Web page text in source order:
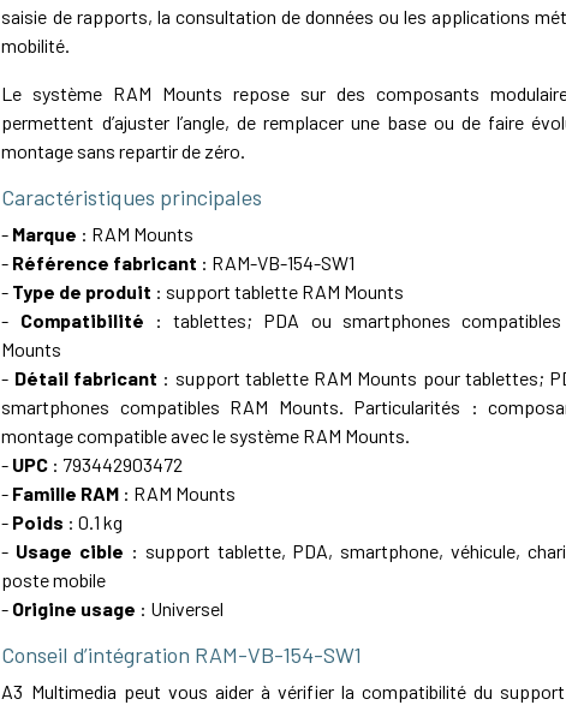
saisie de rapports, la consultation de données ou les applications
mobilité.
Le système RAM Mounts repose sur des composants
permettent d’ajuster l’angle, de remplacer une base ou de faire
montage sans repartir de zéro.
Caractéristiques principales
- Marque : RAM Mounts
- Référence fabricant : RAM-VB-154-SW1
- Type de produit : support tablette RAM Mounts
- Compatibilité : tablettes; PDA ou smartphones compatibles
Mounts
- Détail fabricant : support tablette RAM Mounts pour tablettes;
smartphones compatibles RAM Mounts. Particularités :
montage compatible avec le système RAM Mounts.
- UPC : 793442903472
- Famille RAM : RAM Mounts
- Poids : 0.1 kg
- Usage cible : support tablette, PDA, smartphone, véhicule,
poste mobile
- Origine usage : Universel
Conseil d’intégration RAM-VB-154-SW1
A3 Multimedia peut vous aider à vérifier la compatibilité du